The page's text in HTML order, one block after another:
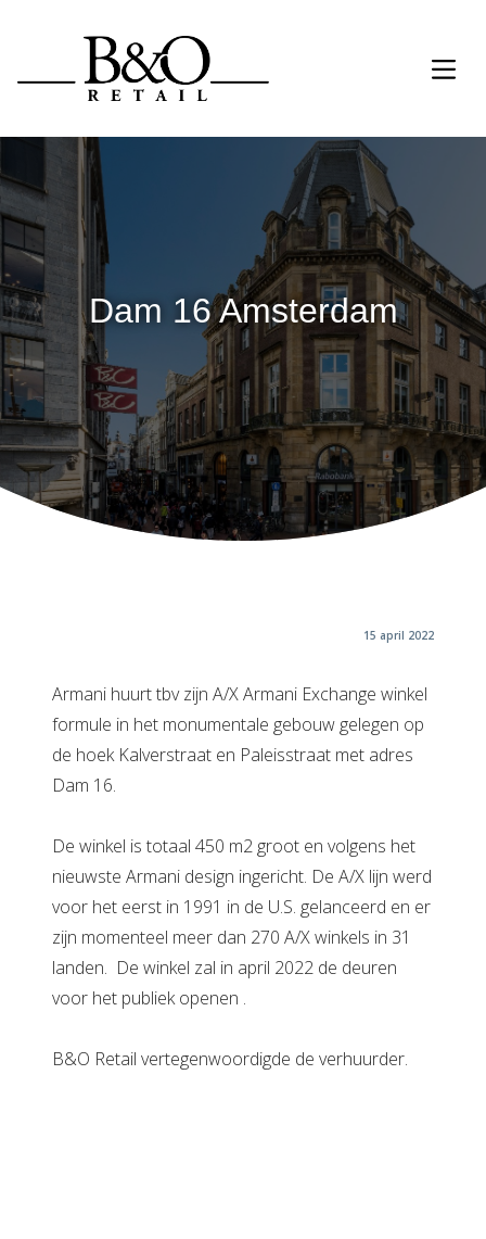
Dam 16 Amsterdam
15 april 2022
Armani huurt tbv zijn A/X Armani Exchange winkel
formule in het monumentale gebouw gelegen op
de hoek Kalverstraat en Paleisstraat met adres
Dam 16.
De winkel is totaal 450 m2 groot en volgens het
nieuwste Armani design ingericht. De A/X lijn werd
voor het eerst in 1991 in de U.S. gelanceerd en er
zijn momenteel meer dan 270 A/X winkels in 31
landen. De winkel zal in april 2022 de deuren
voor het publiek openen .
B&O Retail vertegenwoordigde de verhuurder.